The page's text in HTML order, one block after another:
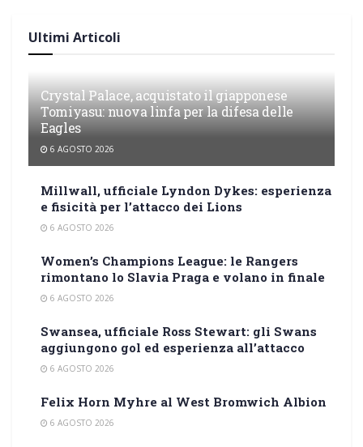
Ultimi Articoli
Crystal Palace, acquistato il giapponese
Tomiyasu: nuova linfa per la difesa delle
Eagles
6 AGOSTO 2026
Millwall, ufficiale Lyndon Dykes: esperienza
e fisicità per l’attacco dei Lions
6 AGOSTO 2026
Women’s Champions League: le Rangers
rimontano lo Slavia Praga e volano in finale
6 AGOSTO 2026
Swansea, ufficiale Ross Stewart: gli Swans
aggiungono gol ed esperienza all’attacco
6 AGOSTO 2026
Felix Horn Myhre al West Bromwich Albion
6 AGOSTO 2026